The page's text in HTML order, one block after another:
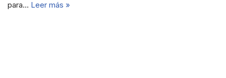
para… Leer más »